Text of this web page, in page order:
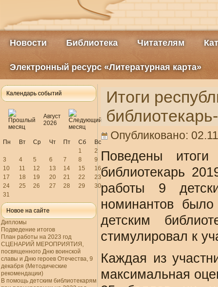
Новости Библиотека Читателям
Электронный ресурс «Литературная карта»
Календарь событий
Август
2026
Пн Вт Ср Чт Пт Сб
Вс
1
2
3
4 5 6 7 8
9
10
11 12 13 14 15
16
17
18 19 20 21 22
23
24
25 26 27 28 29
30
31
Новое на сайте
Дипломы
Подведение итогов
План работы на 2023 год
СЦЕНАРИЙ МЕРОПРИЯТИЯ,
посвященного Дню воинской
славы и Дню героев Отечества, 9
декабря (Методические
рекомендации)
В помощь детским библиотекарям
Итоги
Опубликовано:
Поведены итоги
библиотекарь
работы 9
номинантов
детским
стимулировал к
Каждая из
максимальная